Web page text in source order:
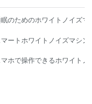
ホワイトノイズマシン
のためのホワイトノイズ
行者のための睡眠ソリュー
マートホワイトノイズマシ
トノイズマシン
マホで操作できるホワイト